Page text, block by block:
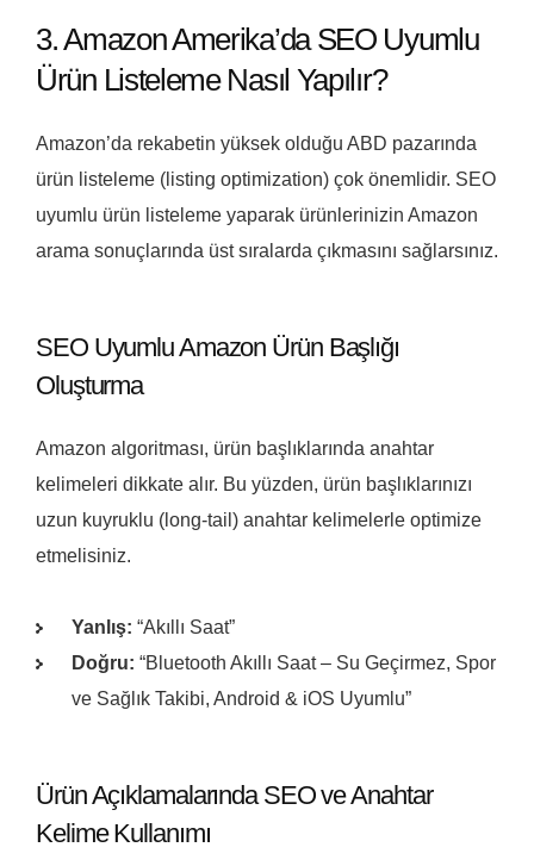
3. Amazon Amerika’da SEO Uyumlu
Ürün Listeleme Nasıl Yapılır?
Amazon’da rekabetin yüksek olduğu ABD pazarında
ürün listeleme (listing optimization) çok önemlidir. SEO
uyumlu ürün listeleme yaparak ürünlerinizin Amazon
arama sonuçlarında üst sıralarda çıkmasını sağlarsınız.
SEO Uyumlu Amazon Ürün Başlığı
Oluşturma
Amazon algoritması, ürün başlıklarında anahtar
kelimeleri dikkate alır. Bu yüzden, ürün başlıklarınızı
uzun kuyruklu (long-tail) anahtar kelimelerle optimize
etmelisiniz.
Yanlış: “Akıllı Saat”
Doğru: “Bluetooth Akıllı Saat – Su Geçirmez, Spor
ve Sağlık Takibi, Android & iOS Uyumlu”
Ürün Açıklamalarında SEO ve Anahtar
Kelime Kullanımı